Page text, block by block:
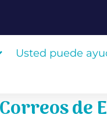
Usted puede
de